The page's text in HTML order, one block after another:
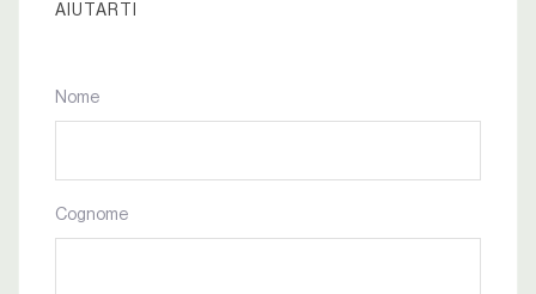
AIUTARTI
Nome
Cognome